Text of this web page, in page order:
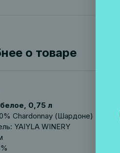
о товаре
0,75 л
Chardonnay (Шардоне)
YAIYLA WINERY